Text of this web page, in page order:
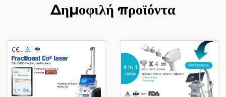
Δημοφιλή προϊόντα